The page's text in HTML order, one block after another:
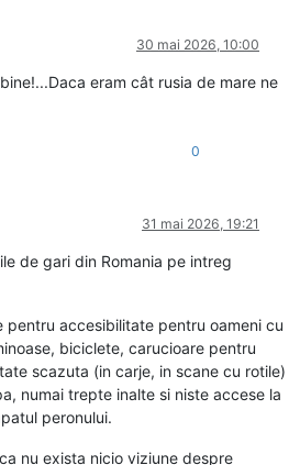
30 mai 2026, 10:00
eram cât rusia de mare ne
0
31 mai 2026, 19:21
de gari din Romania pe intreg
accesibilitate pentru oameni cu
biciclete, carucioare pentru
scazuta (in carje, in scane cu rotile)
numai trepte inalte si niste accese la
peronului.
nu exista nicio viziune despre